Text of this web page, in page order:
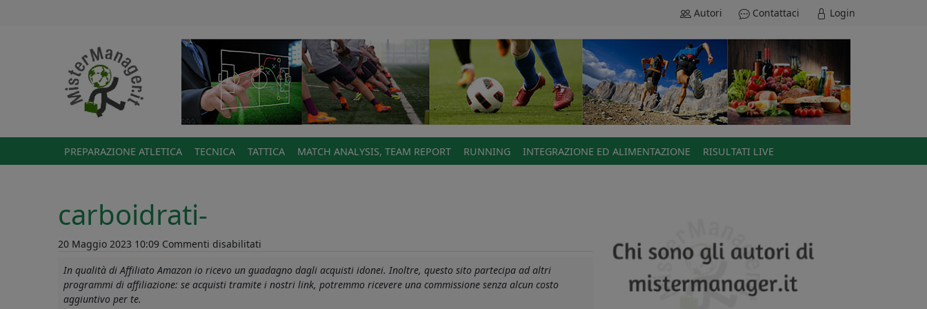
Autori Contattaci Login
PREPARAZIONE ATLETICA TECNICA TATTICA MATCH ANALYSIS, TEAM REPORT RUNNING INTEGRAZIONE ED ALIMENTAZIONE RISULTATI LIVE
carboidrati-
20 Maggio 2023 10:09 Commenti disabilitati
In qualità di Affiliato Amazon io ricevo un guadagno dagli acquisti idonei. Inoltre, questo sito partecipa ad altri
programmi di affiliazione: se acquisti tramite i nostri link, potremmo ricevere una commissione senza alcun costo
aggiuntivo per te.